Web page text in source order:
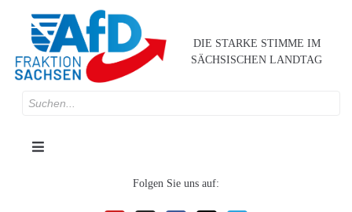
DIE STARKE STIMME IM
SÄCHSISCHEN LANDTAG
Folgen Sie uns auf: